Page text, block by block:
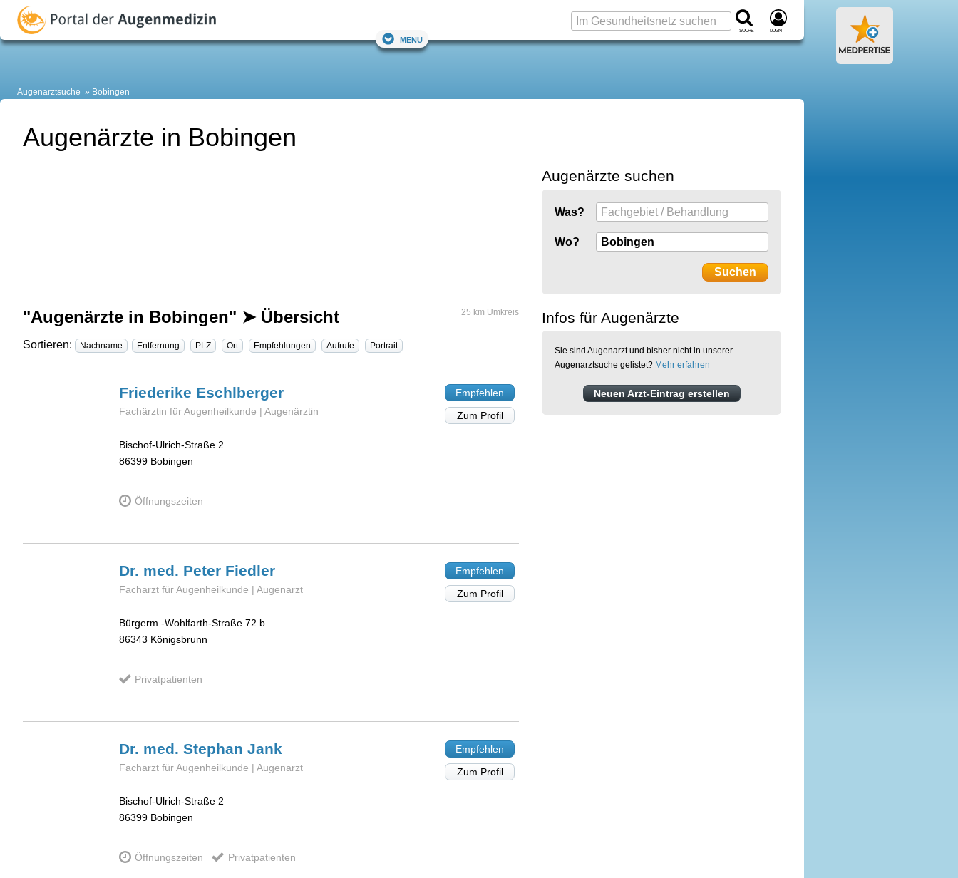
Suche Login
Menü
Augenarztsuche Bobingen
Augenärzte in Bobingen
"Augenärzte in Bobingen" ➤ Übersicht 25 km Umkreis
Sortieren: Nachname Entfernung PLZ Ort Empfehlungen Aufrufe Portrait
Friederike Eschlberger
Fachärztin für Augenheilkunde | Augenärztin
Bischof-Ulrich-Straße 2
86399 Bobingen
Öffnungszeiten
Empfehlen
Zum Profil
Dr. med. Peter Fiedler
Facharzt für Augenheilkunde | Augenarzt
Bürgerm.-Wohlfarth-Straße 72 b
86343 Königsbrunn
Privatpatienten
Empfehlen
Zum Profil
Dr. med. Stephan Jank
Facharzt für Augenheilkunde | Augenarzt
Bischof-Ulrich-Straße 2
86399 Bobingen
Öffnungszeiten Privatpatienten
Empfehlen
Zum Profil
Augenärzte suchen
Was?
Wo?
Infos für Augenärzte
Sie sind Augenarzt und bisher nicht in unserer
Augenarztsuche gelistet? Mehr erfahren
Neuen Arzt-Eintrag erstellen